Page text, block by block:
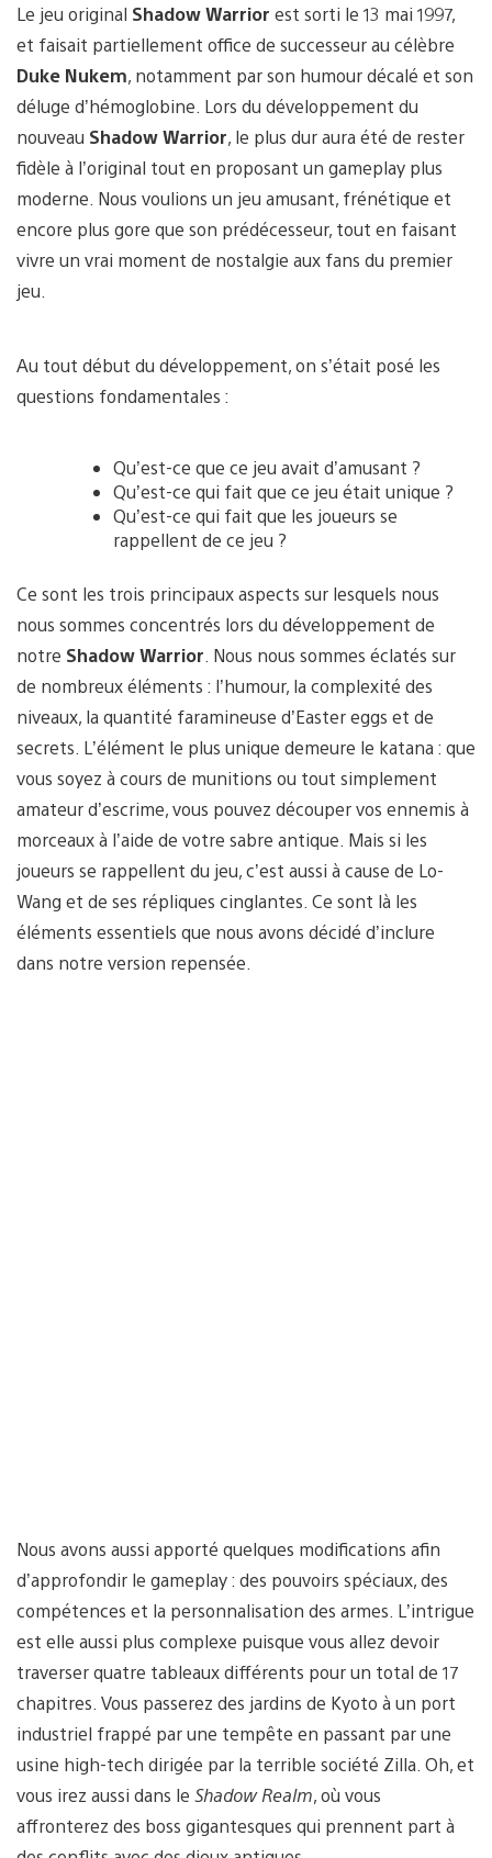
Le jeu original Shadow Warrior est sorti le 13 mai 1997,
et faisait partiellement office de successeur au célèbre
Duke Nukem, notamment par son humour décalé et son
déluge d’hémoglobine. Lors du développement du
nouveau Shadow Warrior, le plus dur aura été de rester
fidèle à l’original tout en proposant un gameplay plus
moderne. Nous voulions un jeu amusant, frénétique et
encore plus gore que son prédécesseur, tout en faisant
vivre un vrai moment de nostalgie aux fans du premier
jeu.
Au tout début du développement, on s’était posé les
questions fondamentales :
Qu’est-ce que ce jeu avait d’amusant ?
Qu’est-ce qui fait que ce jeu était unique ?
Qu’est-ce qui fait que les joueurs se
rappellent de ce jeu ?
Ce sont les trois principaux aspects sur lesquels nous
nous sommes concentrés lors du développement de
notre Shadow Warrior . Nous nous sommes éclatés sur
de nombreux éléments : l’humour, la complexité des
niveaux, la quantité faramineuse d’Easter eggs et de
secrets. L’élément le plus unique demeure le katana : que
vous soyez à cours de munitions ou tout simplement
amateur d’escrime, vous pouvez découper vos ennemis à
morceaux à l’aide de votre sabre antique. Mais si les
joueurs se rappellent du jeu, c’est aussi à cause de Lo-
Wang et de ses répliques cinglantes. Ce sont là les
éléments essentiels que nous avons décidé d’inclure
dans notre version repensée.
Nous avons aussi apporté quelques modifications afin
d’approfondir le gameplay : des pouvoirs spéciaux, des
compétences et la personnalisation des armes. L’intrigue
est elle aussi plus complexe puisque vous allez devoir
traverser quatre tableaux différents pour un total de 17
chapitres. Vous passerez des jardins de Kyoto à un port
industriel frappé par une tempête en passant par une
usine high-tech dirigée par la terrible société Zilla. Oh, et
vous irez aussi dans le Shadow Realm, où vous
affronterez des boss gigantesques qui prennent part à